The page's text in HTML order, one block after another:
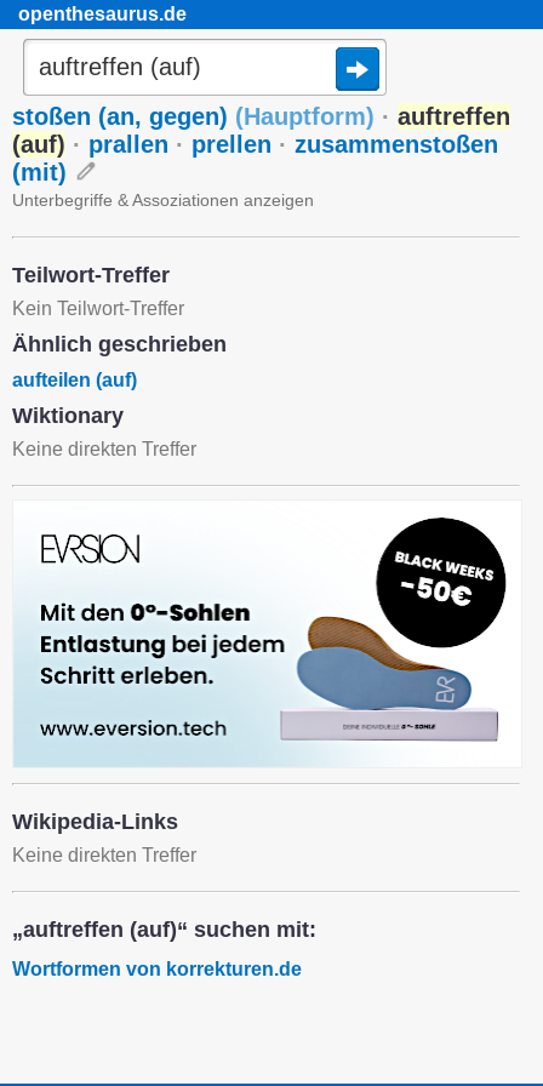
openthesaurus.de
stoßen (an, gegen) (Hauptform) · auftreffen
(auf) · prallen · prellen · zusammenstoßen
(mit)
Unterbegriffe & Assoziationen anzeigen
Teilwort-Treffer
Kein Teilwort-Treffer
Ähnlich geschrieben
aufteilen (auf)
Wiktionary
Keine direkten Treffer
Wikipedia-Links
Keine direkten Treffer
„auftreffen (auf)“ suchen mit:
Wortformen von korrekturen.de